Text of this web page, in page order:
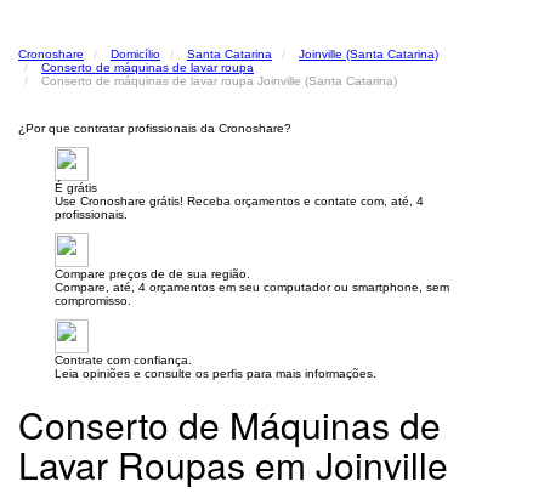
Cronoshare Domicílio Santa Catarina
Joinville (Santa Catarina)
Conserto de máquinas de lavar roupa
Conserto de máquinas de lavar roupa Joinville (Santa Catarina)
¿Por que contratar profissionais da Cronoshare?
É grátis
Use Cronoshare grátis! Receba orçamentos e contate com, até, 4
profissionais.
Compare preços de de sua região.
Compare, até, 4 orçamentos em seu computador ou smartphone, sem
compromisso.
Contrate com confiança.
Leia opiniões e consulte os perfis para mais informações.
Conserto de Máquinas de
Lavar Roupas em Joinville